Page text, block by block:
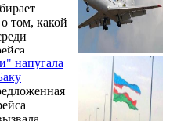
том, какой
по-
Армения"
об этом
кухни.
напугала